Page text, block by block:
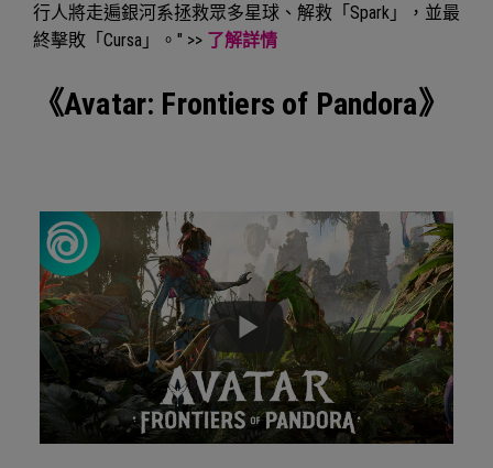
行人將走遍銀河系拯救眾多星球、解救「Spark」，並最
終擊敗「Cursa」。" >> 了解詳情
《Avatar: Frontiers of Pandora》